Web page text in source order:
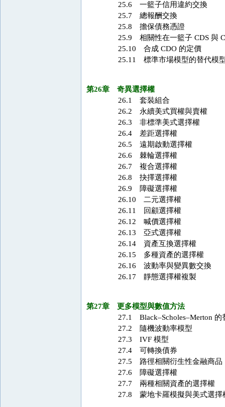
25.6 一籃子信用違約交換
25.7 總報酬交換
25.8 擔保債務憑證
25.9 相關性在一籃子 CDS 與
25.10 合成 CDO 的定價
25.11 標準市場模型的替代模
第26章 奇異選擇權
26.1 套裝組合
26.2 永續美式買權與賣權
26.3 非標準美式選擇權
26.4 差距選擇權
26.5 遠期啟動選擇權
26.6 棘輪選擇權
26.7 複合選擇權
26.8 抉擇選擇權
26.9 障礙選擇權
26.10 二元選擇權
26.11 回顧選擇權
26.12 喊價選擇權
26.13 亞式選擇權
26.14 資產互換選擇權
26.15 多種資產的選擇權
26.16 波動率與變異數交換
26.17 靜態選擇權複製
第27章 更多模型與數值方法
27.1 Black–Scholes–Merton 的
27.2 隨機波動率模型
27.3 IVF 模型
27.4 可轉換債券
27.5 路徑相關衍生性金融商品
27.6 障礙選擇權
27.7 兩種相關資產的選擇權
27.8 蒙地卡羅模擬與美式選擇